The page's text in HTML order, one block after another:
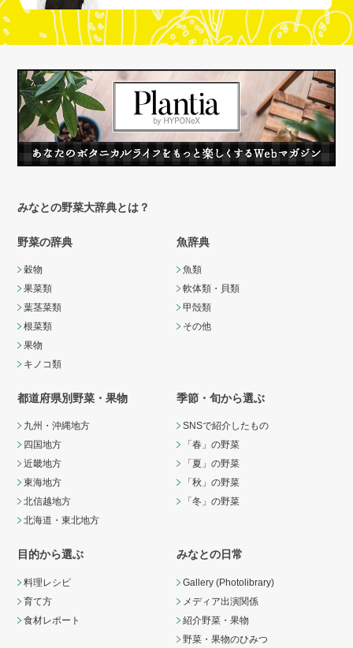
みなとの野菜大辞典とは？
野菜の辞典
穀物
果菜類
葉茎菜類
根菜類
果物
キノコ類
魚辞典
魚類
軟体類・貝類
甲殻類
その他
都道府県別野菜・果物
九州・沖縄地方
四国地方
近畿地方
東海地方
北信越地方
北海道・東北地方
季節・旬から選ぶ
SNSで紹介したもの
「春」の野菜
「夏」の野菜
「秋」の野菜
「冬」の野菜
目的から選ぶ
料理レシピ
育て方
食材レポート
みなとの日常
Gallery (Photolibrary)
メディア出演関係
紹介野菜・果物
野菜・果物のひみつ